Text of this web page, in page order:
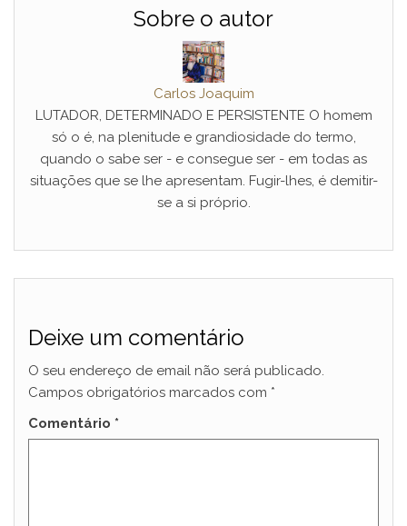
Sobre o autor
Carlos Joaquim
LUTADOR, DETERMINADO E PERSISTENTE O homem
só o é, na plenitude e grandiosidade do termo,
quando o sabe ser - e consegue ser - em todas as
situações que se lhe apresentam. Fugir-lhes, é demitir-
se a si próprio.
Deixe um comentário
O seu endereço de email não será publicado.
Campos obrigatórios marcados com *
Comentário *